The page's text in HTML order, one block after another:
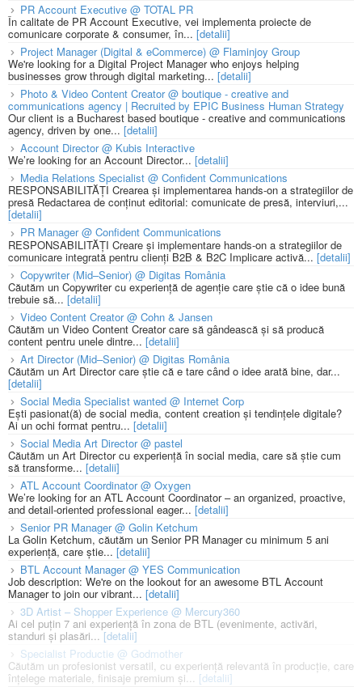
PR Account Executive @ TOTAL PR
În calitate de PR Account Executive, vei implementa proiecte de
comunicare corporate & consumer, în... [detalii]
Project Manager (Digital & eCommerce) @ Flaminjoy Group
We're looking for a Digital Project Manager who enjoys helping
businesses grow through digital marketing... [detalii]
Photo & Video Content Creator @ boutique - creative and
communications agency | Recruited by EPIC Business Human Strategy
Our client is a Bucharest based boutique - creative and communications
agency, driven by one... [detalii]
Account Director @ Kubis Interactive
We’re looking for an Account Director... [detalii]
Media Relations Specialist @ Confident Communications
RESPONSABILITĂȚI Crearea și implementarea hands-on a strategiilor de
presă Redactarea de conținut editorial: comunicate de presă, interviuri,...
[detalii]
PR Manager @ Confident Communications
RESPONSABILITĂȚI Creare și implementare hands-on a strategiilor de
comunicare integrată pentru clienți B2B & B2C Implicare activă... [detalii]
Copywriter (Mid–Senior) @ Digitas România
Căutăm un Copywriter cu experiență de agenție care știe că o idee bună
trebuie să... [detalii]
Video Content Creator @ Cohn & Jansen
Căutăm un Video Content Creator care să gândească și să producă
content pentru unele dintre... [detalii]
Art Director (Mid–Senior) @ Digitas România
Căutăm un Art Director care știe că e tare când o idee arată bine, dar...
[detalii]
Social Media Specialist wanted @ Internet Corp
Ești pasionat(ă) de social media, content creation și tendințele digitale?
Ai un ochi format pentru... [detalii]
Social Media Art Director @ pastel
Căutăm un Art Director cu experiență în social media, care să știe cum
să transforme... [detalii]
ATL Account Coordinator @ Oxygen
We’re looking for an ATL Account Coordinator – an organized, proactive,
and detail-oriented professional eager... [detalii]
Senior PR Manager @ Golin Ketchum
La Golin Ketchum, căutăm un Senior PR Manager cu minimum 5 ani
experiență, care știe... [detalii]
BTL Account Manager @ YES Communication
Job description: We're on the lookout for an awesome BTL Account
Manager to join our vibrant... [detalii]
3D Artist – Shopper Experience @ Mercury360
Ai cel puțin 7 ani experiență în zona de BTL (evenimente, activări,
standuri și plasări... [detalii]
Specialist Productie @ Godmother
Căutăm un profesionist versatil, cu experiență relevantă în producție, care
înțelege materiale, finisaje premium și... [detalii]